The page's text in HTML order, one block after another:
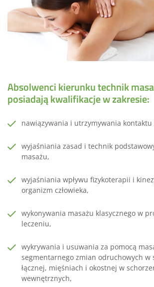
Absolwenci kierunku technik
posiadają kwalifikacje w zakresie:
nawiązywania i utrzymywania
wyjaśniania zasad i technik
masażu,
wyjaśniania wpływu fizykoterapii i
organizm człowieka,
wykonywania masażu klasycznego w
leczeniu,
wykrywania i usuwania za pomocą
segmentarnego zmian odruchowych w
łącznej, mięśniach i okostnej w
wewnętrznych,